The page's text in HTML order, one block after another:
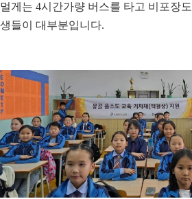
멀게는 4시간가량 버스를 타고 비포장
생들이 대부분입니다.